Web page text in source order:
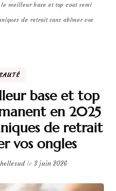
le meilleur base et top coat semi
de retrait sans abîmer vos
base et top
en 2025
de retrait
vos ongles
le 3 juin 2026